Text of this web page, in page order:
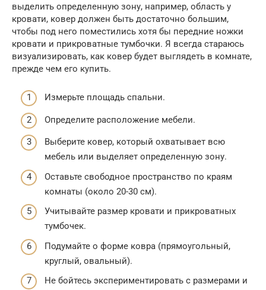
выделить определенную зону, например, область у
кровати, ковер должен быть достаточно большим,
чтобы под него поместились хотя бы передние ножки
кровати и прикроватные тумбочки. Я всегда стараюсь
визуализировать, как ковер будет выглядеть в комнате,
прежде чем его купить.
Измерьте площадь спальни.
Определите расположение мебели.
Выберите ковер, который охватывает всю
мебель или выделяет определенную зону.
Оставьте свободное пространство по краям
комнаты (около 20-30 см).
Учитывайте размер кровати и прикроватных
тумбочек.
Подумайте о форме ковра (прямоугольный,
круглый, овальный).
Не бойтесь экспериментировать с размерами и